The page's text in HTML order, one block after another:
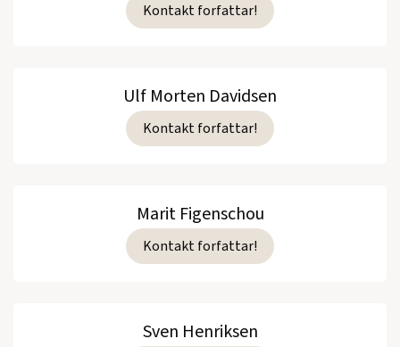
Kontakt forfattar!
Ulf Morten Davidsen
Kontakt forfattar!
Marit Figenschou
Kontakt forfattar!
Sven Henriksen